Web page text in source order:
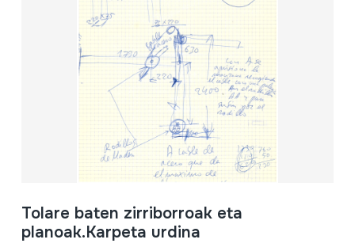
Tolare baten zirriborroak eta
planoak.Karpeta urdina